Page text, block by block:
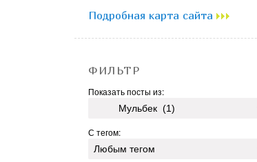
Подробная карта сайта
ФИЛЬТР
Показать посты из:
С тегом: